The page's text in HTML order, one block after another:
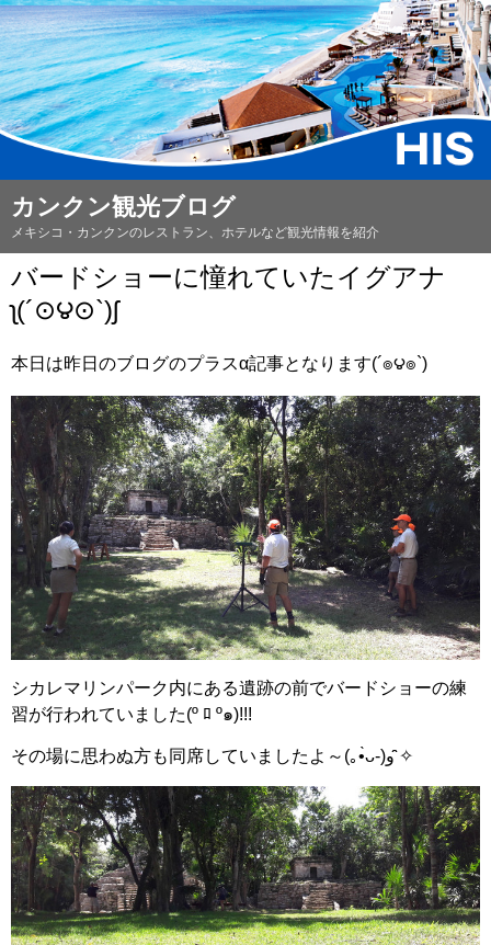
カンクン観光ブログ
メキシコ・カンクンのレストラン、ホテルなど観光情報を紹介
バードショーに憧れていたイグアナ
ʅ(´⊙౪⊙`)ʃ
本日は昨日のブログのプラス‪α‬記事となります(´๏౪๏`)
シカレマリンパーク内にある遺跡の前でバードショーの練
習が行われていました(º ﾛ º๑)!!!
その場に思わぬ方も同席していましたよ～(｡•̀ᴗ-)و ̑̑✧